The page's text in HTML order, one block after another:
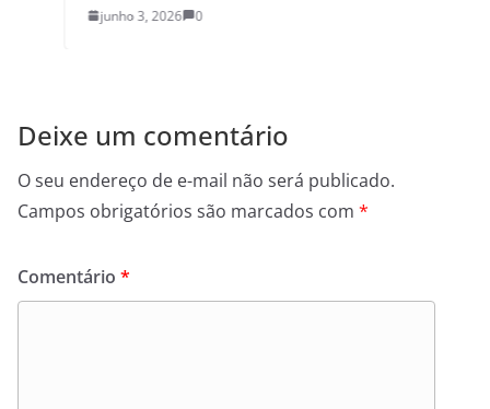
junho 3, 2026 0
Deixe um comentário
O seu endereço de e-mail não será publicado.
Campos obrigatórios são marcados com *
Comentário *